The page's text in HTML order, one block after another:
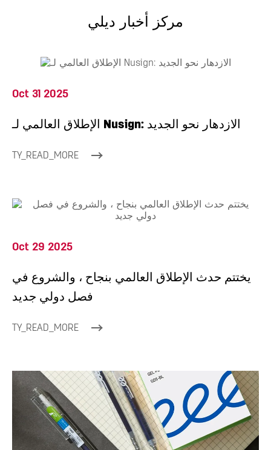
مركز أخبار ديلي
Oct 31 2025
الإطلاق العالمي لـ Nusign: الازدهار نحو الجديد
TY_READ_MORE
Oct 29 2025
يختتم حدث الإطلاق العالمي بنجاح ، والشروع في
فصل دولي جديد
TY_READ_MORE